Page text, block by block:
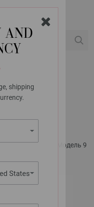
AND
shipping
States
русском языке | Модель 9